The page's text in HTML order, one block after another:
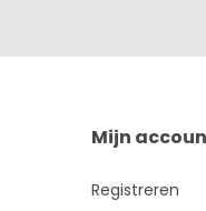
Mijn
Registreren